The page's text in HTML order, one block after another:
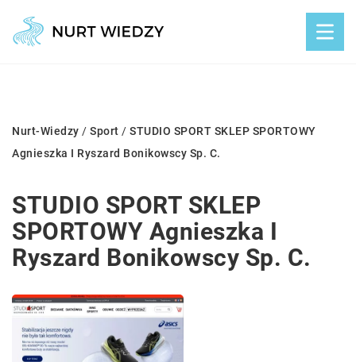
Nurt-Wiedzy / Sport / STUDIO SPORT SKLEP SPORTOWY
Agnieszka I Ryszard Bonikowscy Sp. C.
STUDIO SPORT SKLEP
SPORTOWY Agnieszka I
Ryszard Bonikowscy Sp. C.